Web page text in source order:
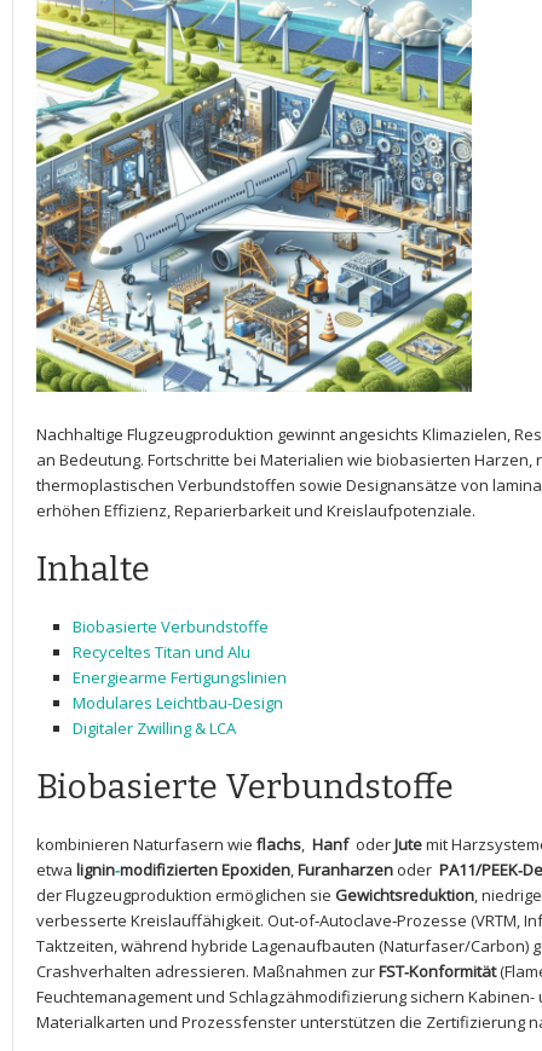
Nachhaltige Flugzeugproduktion gewinnt angesichts Klimazielen,
an Bedeutung. Fortschritte bei Materialien wie biobasierten Harzen,
thermoplastischen⁢ Verbundstoffen sowie Designansätze ⁤von⁣
erhöhen‌ Effizienz, Reparierbarkeit und Kreislaufpotenziale.
Inhalte
Biobasierte Verbundstoffe
Recyceltes Titan und‍ Alu
Energiearme Fertigungslinien
Modulares Leichtbau-Design
Digitaler Zwilling ​&​ LCA
Biobasierte Verbundstoffe
kombinieren ‍Naturfasern wie flachs, ⁢ Hanf⁢ oderJute⁢mit
etwa lignin‑modifizierten Epoxiden,Furanharzen oder ‍ PA11/
der Flugzeugproduktion⁤ ermöglichen sie Gewichtsreduktion,
verbesserte Kreislauffähigkeit. Out‑of‑Autoclave‑Prozesse (VRTM,
Taktzeiten, während ⁤hybride ‍Lagenaufbauten (Naturfaser/Carbon)⁤
Crashverhalten adressieren. ​Maßnahmen‍ zurFST‑Konformität
Feuchtemanagement und Schlagzähmodifizierung ​sichern
Materialkarten und‍ Prozessfenster⁣ unterstützen die Zertifizierung